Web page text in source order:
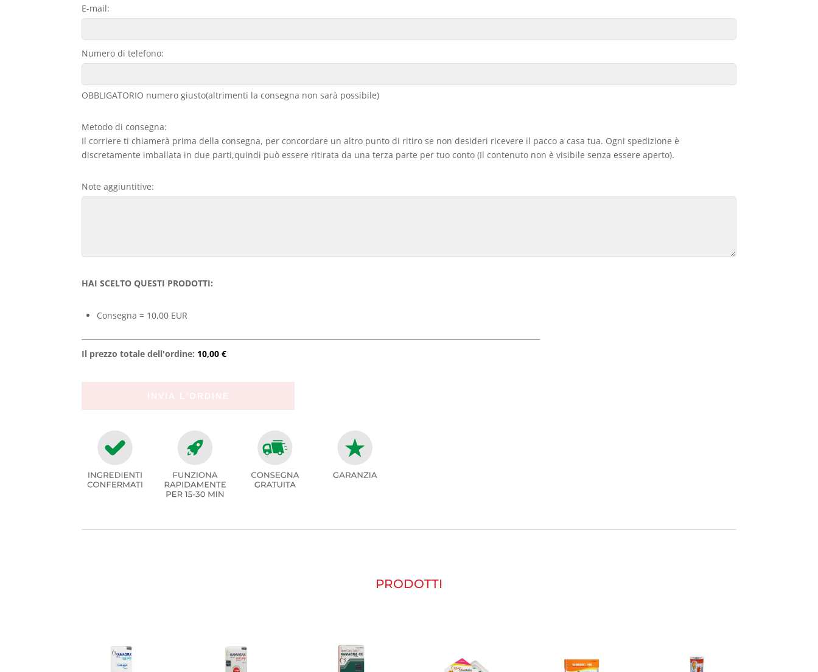
E-mail:
Numero di telefono:
OBBLIGATORIO numero giusto(altrimenti la consegna non sarà possibile)
Metodo di consegna:
Il corriere ti chiamerà prima della consegna, per concordare un altro punto di ritiro se non desideri ricevere il pacco a casa tua. Ogni spedizione è
discretamente imballata in due parti,quindi può essere ritirata da una terza parte per tuo conto (Il contenuto non è visibile senza essere aperto).
Note aggiuntitive:
HAI SCELTO QUESTI PRODOTTI:
Consegna = 10,00 EUR
Il prezzo totale dell'ordine: 10,00 €
PRODOTTI